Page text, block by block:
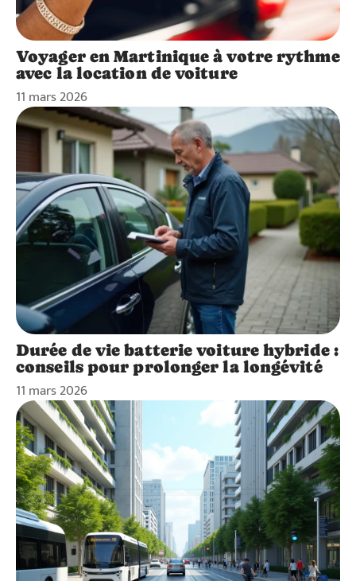
Voyager en Martinique à votre rythme
avec la location de voiture
11 mars 2026
Durée de vie batterie voiture hybride :
conseils pour prolonger la longévité
11 mars 2026